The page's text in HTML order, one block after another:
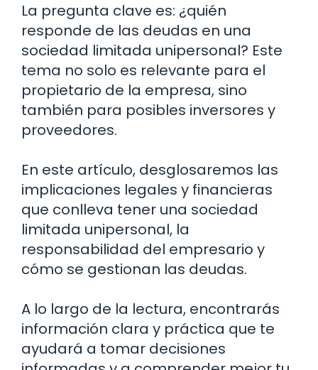
La pregunta clave es: ¿quién
responde de las deudas en una
sociedad limitada unipersonal? Este
tema no solo es relevante para el
propietario de la empresa, sino
también para posibles inversores y
proveedores.
En este artículo, desglosaremos las
implicaciones legales y financieras
que conlleva tener una sociedad
limitada unipersonal, la
responsabilidad del empresario y
cómo se gestionan las deudas.
A lo largo de la lectura, encontrarás
información clara y práctica que te
ayudará a tomar decisiones